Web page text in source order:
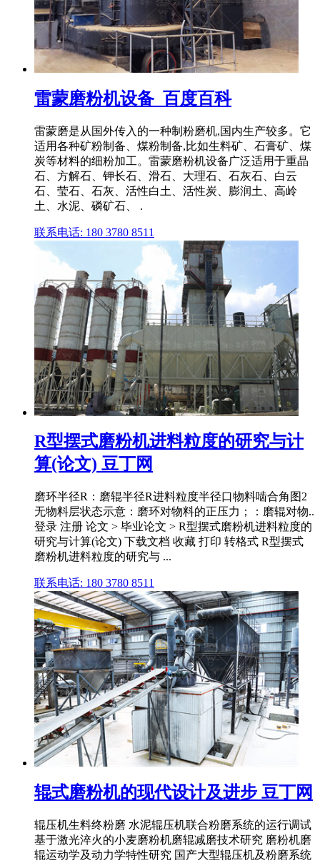
雷蒙磨粉机设备_百度百科
雷蒙磨是从国外传入的一种制粉磨机,国内生产较多。它
适用各种矿粉制备、煤粉制备,比如生料矿、石膏矿、煤
炭等材料的细粉加工。雷蒙磨粉机设备广泛适用于重晶
石、方解石、钾长石、滑石、大理石、石灰石、白云
石、莹石、石灰、活性白土、活性炭、膨润土、高岭
土、水泥、磷矿石、 .
联系电话: 180 3780 8511
R型摆式磨粉机进料粒度的研究与计
算(论文) 豆丁网
磨环半径R：磨辊半径R进料粒度半径口物料啮合角图2
无物料层状态示意：磨环对物料的正压力；：磨辊对物..
登录 注册 论文 > 毕业论文 > R型摆式磨粉机进料粒度的
研究与计算(论文) 下载文档 收藏 打印 转格式 R型摆式
磨粉机进料粒度的研究与 ...
联系电话: 180 3780 8511
辊式磨粉机的现代设计及进步 豆丁网
辊压机生料终粉磨 水泥辊压机联合粉磨系统的运行调试
基于激光淬火的小麦磨粉机磨辊减磨技术研究 磨粉机磨
辊运动学及动力学特性研究 国产大型辊压机及粉磨系统